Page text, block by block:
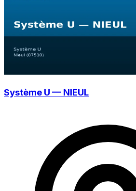
Système U — NIEUL